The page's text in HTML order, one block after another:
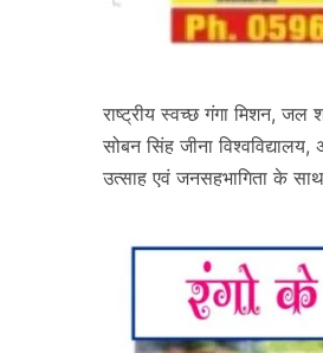
राष्ट्रीय स्वच्छ गंगा मिशन, जल
सोबन सिंह जीना
उत्साह एवं जनसहभागिता के